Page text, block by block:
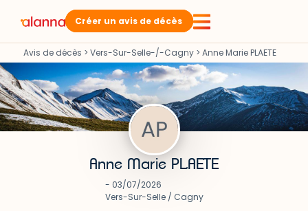
Créer un avis de décès
Avis de décès > Vers-Sur-Selle-/-Cagny > Anne Marie PLAETE
Anne Marie PLAETE
- 03/07/2026
Vers-Sur-Selle / Cagny